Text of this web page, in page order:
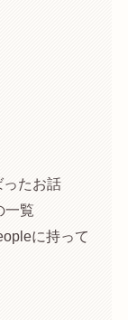
たお話
一覧
に持って